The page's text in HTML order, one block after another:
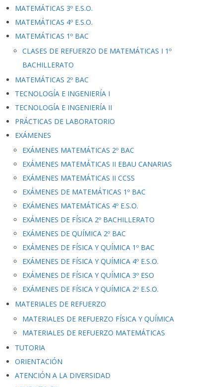
MATEMÁTICAS 3º E.S.O.
MATEMÁTICAS 4º E.S.O.
MATEMÁTICAS 1º BAC
CLASES DE REFUERZO DE MATEMÁTICAS I 1º
BACHILLERATO
MATEMÁTICAS 2º BAC
TECNOLOGÍA E INGENIERÍA I
TECNOLOGÍA E INGENIERÍA II
PRÁCTICAS DE LABORATORIO
EXÁMENES
EXÁMENES MATEMÁTICAS 2º BAC
EXÁMENES MATEMÁTICAS II EBAU CANARIAS
EXÁMENES MATEMÁTICAS II CCSS
EXÁMENES DE MATEMÁTICAS 1º BAC
EXÁMENES MATEMÁTICAS 4º E.S.O.
EXÁMENES DE FÍSICA 2º BACHILLERATO
EXÁMENES DE QUÍMICA 2º BAC
EXÁMENES DE FÍSICA Y QUÍMICA 1º BAC
EXÁMENES DE FÍSICA Y QUÍMICA 4º E.S.O.
EXÁMENES DE FÍSICA Y QUÍMICA 3º ESO
EXÁMENES DE FÍSICA Y QUÍMICA 2º E.S.O.
MATERIALES DE REFUERZO
MATERIALES DE REFUERZO FÍSICA Y QUÍMICA
MATERIALES DE REFUERZO MATEMÁTICAS
TUTORIA
ORIENTACIÓN
ATENCIÓN A LA DIVERSIDAD